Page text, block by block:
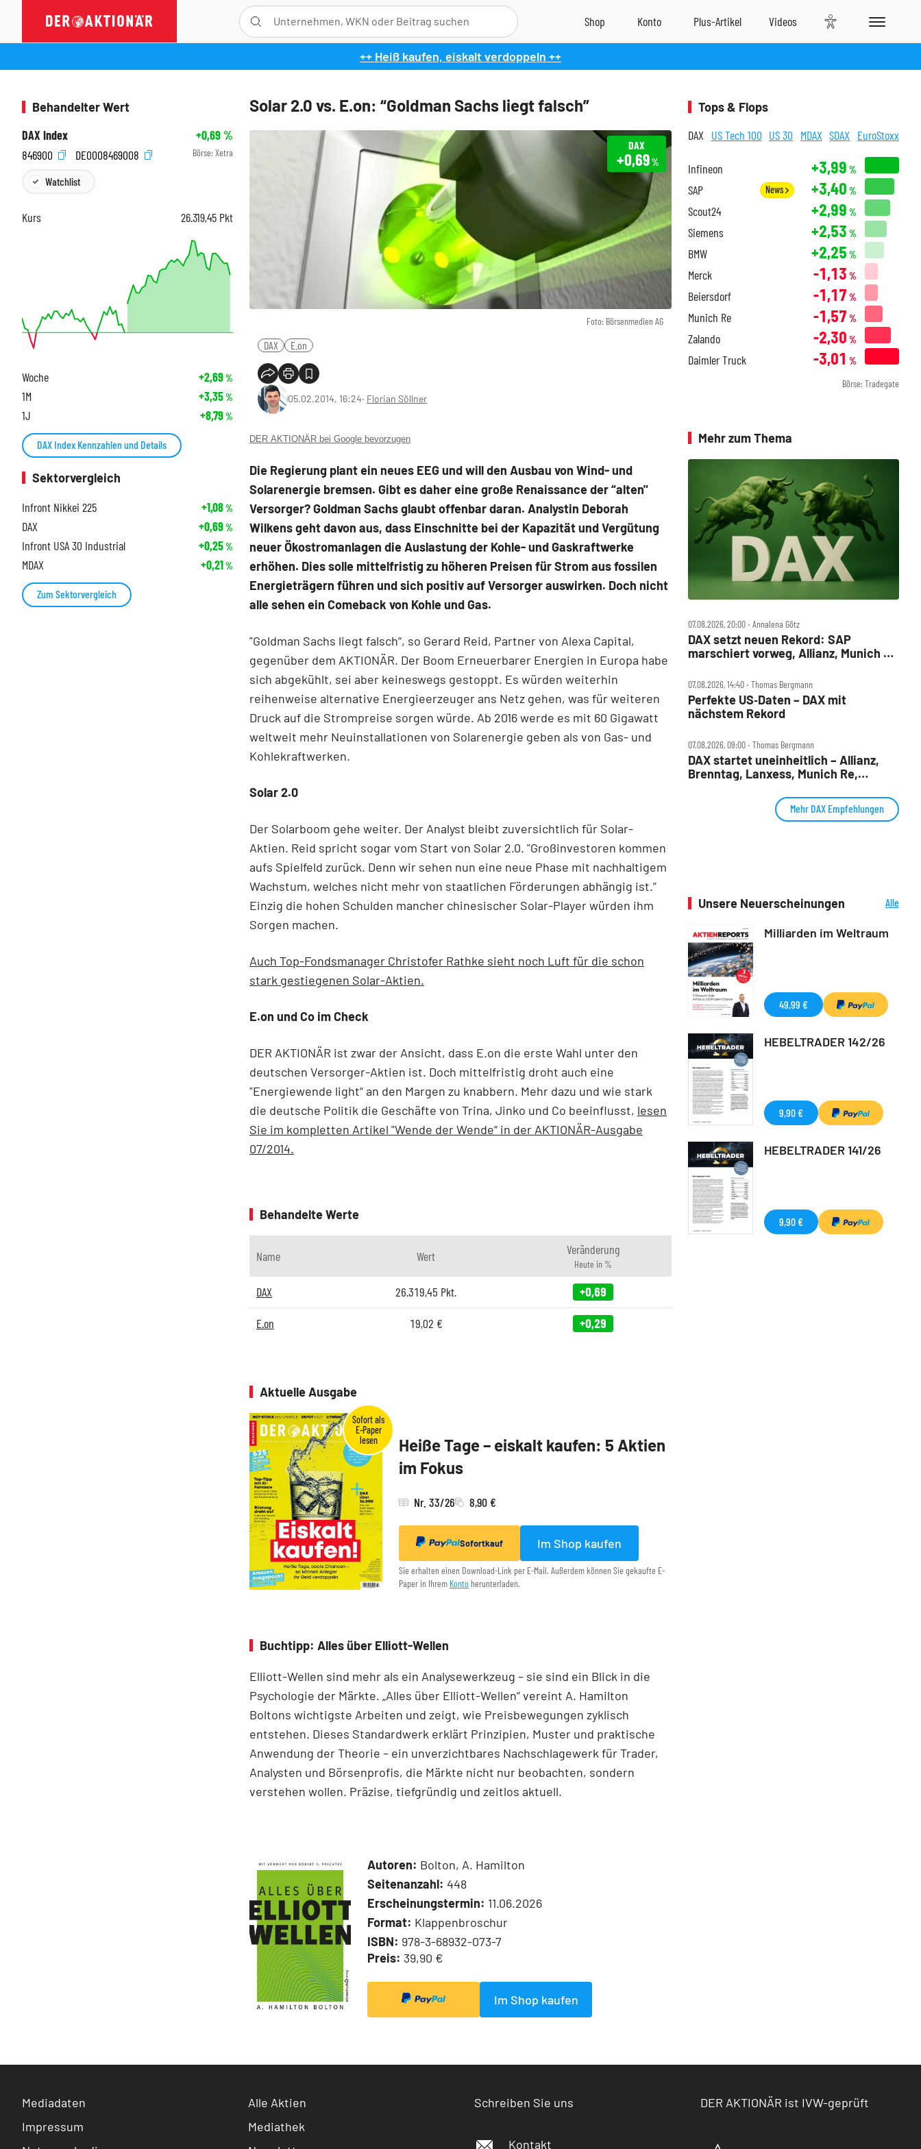
++ Heiß kaufen, eiskalt verdoppeln ++
Solar 2.0 vs. E.on: “Goldman Sachs liegt falsch”
Foto: Börsenmedien AG
DAX
+0,69%
DAX E.on
05.02.2014, 16:24‧ Florian Söllner
DER AKTIONÄR bei Google bevorzugen
Die Regierung plant ein neues EEG und will den Ausbau von Wind- und
Solarenergie bremsen. Gibt es daher eine große Renaissance der “alten"
Versorger? Goldman Sachs glaubt offenbar daran. Analystin Deborah
Wilkens geht davon aus, dass Einschnitte bei der Kapazität und Vergütung
neuer Ökostromanlagen die Auslastung der Kohle- und Gaskraftwerke
erhöhen. Dies solle mittelfristig zu höheren Preisen für Strom aus fossilen
Energieträgern führen und sich positiv auf Versorger auswirken. Doch nicht
alle sehen ein Comeback von Kohle und Gas.
"Goldman Sachs liegt falsch“, so Gerard Reid, Partner von Alexa Capital,
gegenüber dem AKTIONÄR. Der Boom Erneuerbarer Energien in Europa habe
sich abgekühlt, sei aber keineswegs gestoppt. Es würden weiterhin
reihenweise alternative Energieerzeuger ans Netz gehen, was für weiteren
Druck auf die Strompreise sorgen würde. Ab 2016 werde es mit 60 Gigawatt
weltweit mehr Neuinstallationen von Solarenergie geben als von Gas- und
Kohlekraftwerken.
Solar 2.0
Der Solarboom gehe weiter. Der Analyst bleibt zuversichtlich für Solar-
Aktien. Reid spricht sogar vom Start von Solar 2.0. "Großinvestoren kommen
aufs Spielfeld zurück. Denn wir sehen nun eine neue Phase mit nachhaltigem
Wachstum, welches nicht mehr von staatlichen Förderungen abhängig ist.”
Einzig die hohen Schulden mancher chinesischer Solar-Player würden ihm
Sorgen machen.
Auch Top-Fondsmanager Christofer Rathke sieht noch Luft für die schon
stark gestiegenen Solar-Aktien.
E.on und Co im Check
DER AKTIONÄR ist zwar der Ansicht, dass E.on die erste Wahl unter den
deutschen Versorger-Aktien ist. Doch mittelfristig droht auch eine
"Energiewende light“ an den Margen zu knabbern. Mehr dazu und wie stark
die deutsche Politik die Geschäfte von Trina, Jinko und Co beeinflusst, lesen
Sie im kompletten Artikel "Wende der Wende“ in der AKTIONÄR-Ausgabe
07/2014.
Behandelte Werte
Name Wert Veränderung
Heute in %
DAX 26.319,45 Pkt. +0,69
E.on 19,02 € +0,29
Aktuelle Ausgabe
Heiße Tage – eiskalt kaufen: 5 Aktien
im Fokus
Nr. 33/26 8,90 €
Sofortkauf Im Shop kaufen
Sie erhalten einen Download-Link per E-Mail. Außerdem können Sie gekaufte E-
Paper in Ihrem Konto herunterladen.
Buchtipp: Alles über Elliott-Wellen
Elliott-Wellen sind mehr als ein Analysewerkzeug – sie sind ein Blick in die
Psychologie der Märkte. „Alles über Elliott-Wellen“ vereint A. Hamilton
Boltons wichtigste Arbeiten und zeigt, wie Preisbewegungen zyklisch
entstehen. Dieses Standardwerk erklärt Prinzipien, Muster und praktische
Anwendung der Theorie – ein unverzichtbares Nachschlagewerk für Trader,
Analysten und Börsenprofis, die Märkte nicht nur beobachten, sondern
verstehen wollen. Präzise, tiefgründig und zeitlos aktuell.
Autoren: Bolton, A. Hamilton
Seitenanzahl: 448
Erscheinungstermin: 11.06.2026
Format: Klappenbroschur
ISBN: 978-3-68932-073-7
Preis: 39,90 €
Im Shop kaufen
Behandelter Wert
DAX Index
+0,69%
846900
DE0008469008 Börse: Xetra
Watchlist
Kurs 26.319,45 Pkt
Woche +2,69%
1M +3,35%
1J +8,79%
DAX Index Kennzahlen und Details
Sektorvergleich
Infront Nikkei 225
+1,08%
DAX +0,69%
Infront USA 30 Industrial +0,25%
MDAX +0,21%
Zum Sektorvergleich
Tops & Flops
DAX US Tech 100 US 30 MDAX SDAX EuroStoxx
Infineon +3,99 %
SAP News +3,40 %
Scout24 +2,99 %
Siemens +2,53 %
BMW +2,25 %
Merck -1,13 %
Beiersdorf -1,17 %
Munich Re -1,57 %
Zalando -2,30 %
Daimler Truck -3,01 %
Börse: Tradegate
Mehr zum Thema
07.08.2026, 20:00 ‧ Annalena Götz
DAX setzt neuen Rekord: SAP
marschiert vorweg, Allianz, Munich Re
07.08.2026, 14:40 ‧ Thomas Bergmann
Perfekte US‑Daten – DAX mit
nächstem Rekord
07.08.2026, 09:00 ‧ Thomas Bergmann
DAX startet uneinheitlich – Allianz,
Brenntag, Lanxess, Munich Re,
Mehr DAX Empfehlungen
Unsere Neuerscheinungen
Alle
Milliarden im Weltraum
49,99 €
HEBELTRADER 142/26
9,90 €
HEBELTRADER 141/26
9,90 €
Mediadaten
Impressum
Alle Aktien
Mediathek
Schreiben Sie uns
Kontakt
DER AKTIONÄR ist IVW-geprüft